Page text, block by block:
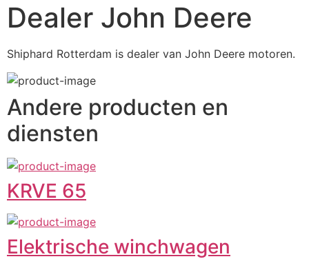
Dealer John Deere
Shiphard Rotterdam is dealer van John Deere motoren.
Andere producten en
diensten
KRVE 65
Elektrische winchwagen